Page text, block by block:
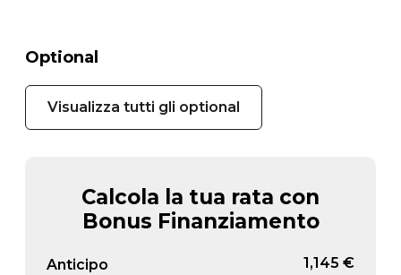
Optional
Visualizza tutti gli optional
Calcola la tua rata con
Bonus Finanziamento
Anticipo 1,145 €